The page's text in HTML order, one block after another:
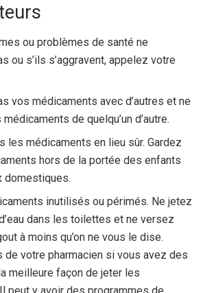
ou problèmes de santé ne
ou s’ils s’aggravent, appelez votre
vos médicaments avec d’autres et ne
de quelqu’un d’autre.
les médicaments en lieu sûr. Gardez
hors de la portée des enfants
domestiques.
inutilisés ou périmés. Ne jetez
dans les toilettes et ne versez
à moins qu’on ne vous le dise.
de votre pharmacien si vous avez des
meilleure façon de jeter les